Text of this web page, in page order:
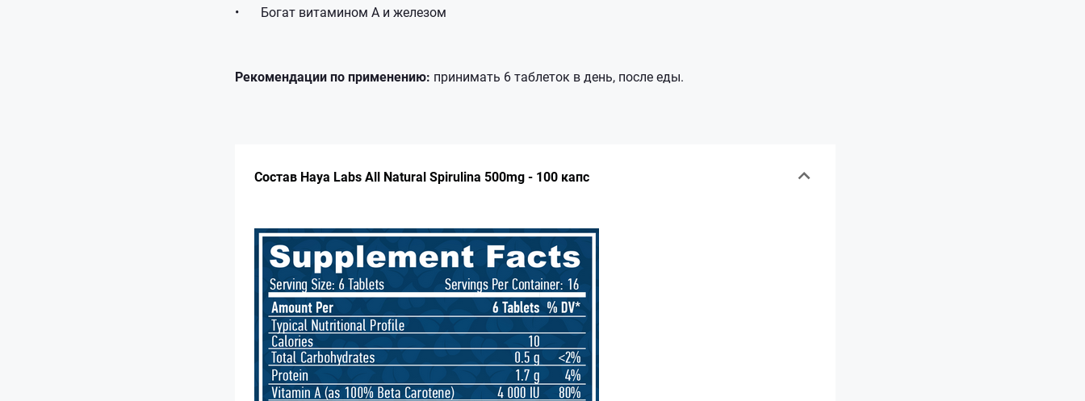
•
Богат витамином А и железом
Рекомендации по применению: принимать 6 таблеток в день, после еды.
Состав Haya Labs All Natural Spirulina 500mg - 100 капс